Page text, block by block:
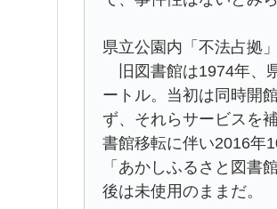
県立公園内「不法占拠
旧図書館は1974年、
ートル。当初は同時開
ず、それらサービスを
書館移転に伴い2016年
「あかしふるさと図書
後は未使用のままだ。